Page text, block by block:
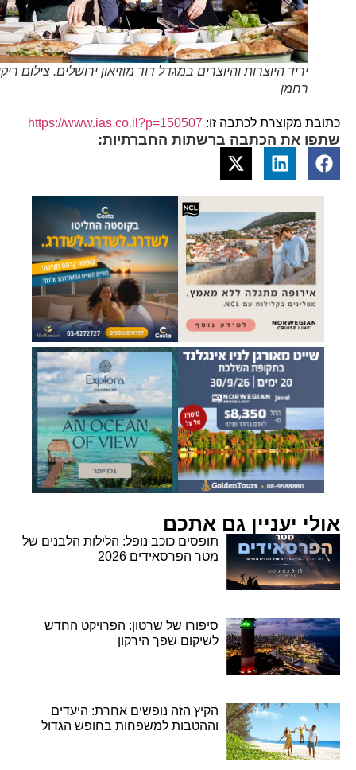
יריד היוצרות והיוצרים במגדל דוד מוזיאון ירושלים. צילום ריקי
רחמן
כתובת מקוצרת לכתבה זו: https://www.ias.co.il?p=150507
שתפו את הכתבה ברשתות החברתיות:
אולי יעניין גם אתכם
תופסים כוכב נופל: הלילות הלבנים של
מטר הפרסאידים 2026
סיפורו של שרטון: הפרויקט החדש
לשיקום שפך הירקון
הקיץ הזה נופשים אחרת: היעדים
וההטבות למשפחות בחופש הגדול